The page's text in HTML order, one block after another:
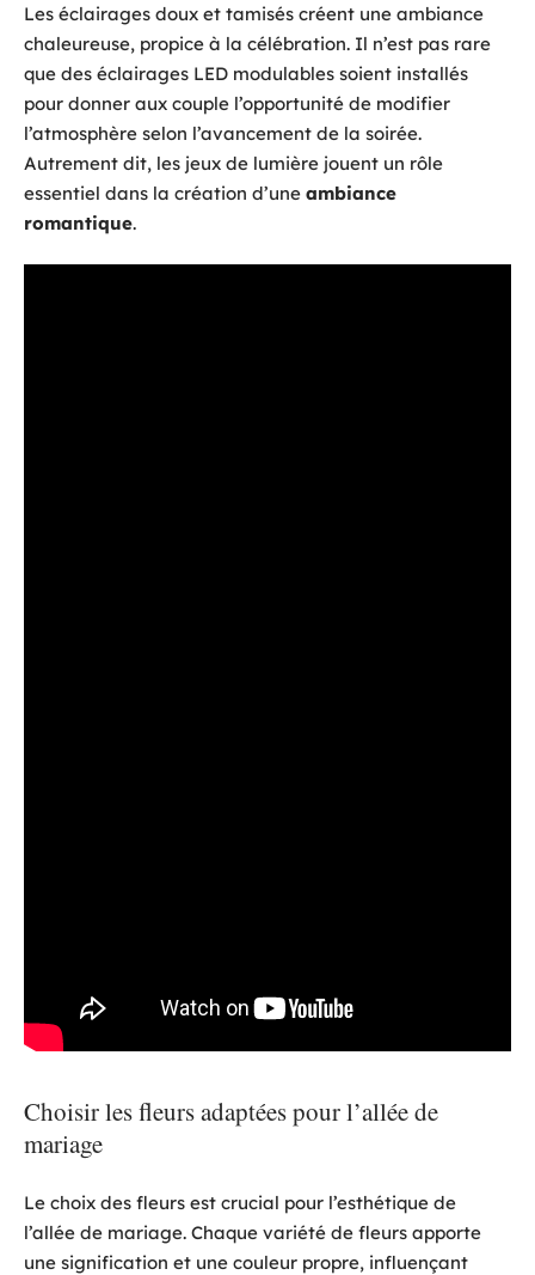
Les éclairages doux et tamisés créent une ambiance
chaleureuse, propice à la célébration. Il n’est pas rare
que des éclairages LED modulables soient installés
pour donner aux couple l’opportunité de modifier
l’atmosphère selon l’avancement de la soirée.
Autrement dit, les jeux de lumière jouent un rôle
essentiel dans la création d’une ambiance
romantique.
Choisir les fleurs adaptées pour l’allée de
mariage
Le choix des fleurs est crucial pour l’esthétique de
l’allée de mariage. Chaque variété de fleurs apporte
une signification et une couleur propre, influençant